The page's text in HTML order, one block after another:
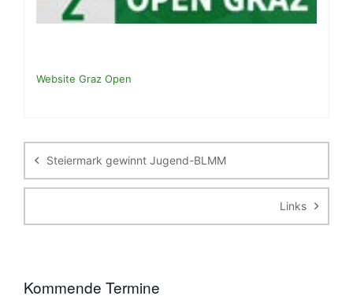
Website Graz Open
Steiermark gewinnt Jugend-BLMM
Links
Kommende Termine